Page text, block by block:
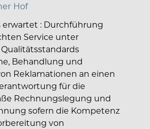
Hof
erwartet : Durchführung
Service unter
Behandlung und
Reklamationen an einen
für die
Rechnungslegung und
sofern die Kompetenz
von